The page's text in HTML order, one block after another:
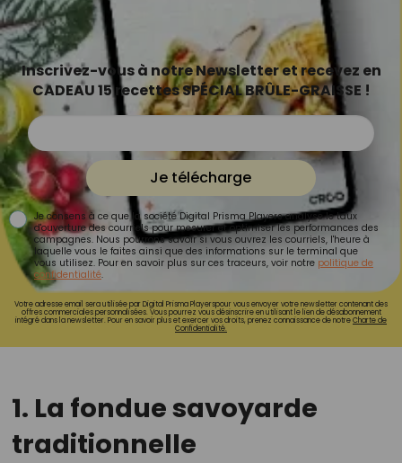
Inscrivez-vous à notre Newsletter et recevez en
CADEAU 15 recettes SPÉCIAL BRÛLE-GRAISSE !
Je télécharge
Je consens à ce que la société Digital Prisma Players analyse le taux
d'ouverture des courriels pour mesurer et optimiser les performances des
campagnes. Nous pourrons savoir si vous ouvrez les courriels, l'heure à
laquelle vous le faites ainsi que des informations sur le terminal que
vous utilisez. Pour en savoir plus sur ces traceurs, voir notre politique de
confidentialité.
Votre adresse email sera utilisée par Digital Prisma Playerspour vous envoyer votre newsletter contenant des
offres commerciales personnalisées. Vous pourrez vous désinscrire en utilisant le lien de désabonnement
intégré dans la newsletter. Pour en savoir plus et exercer vos droits, prenez connaissance de notreCharte de
Confidentialité.
1. La fondue savoyarde
traditionnelle